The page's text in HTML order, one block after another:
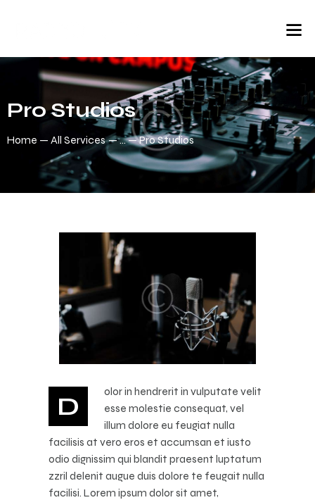
Pro Studios
Home All Services ... Pro Studios
D
olor in hendrerit in vulputate velit
esse molestie consequat, vel
illum dolore eu feugiat nulla
facilisis at vero eros et accumsan et iusto
odio dignissim qui blandit praesent luptatum
zzril delenit augue duis dolore te feugait nulla
facilisi. Lorem ipsum dolor sit amet,